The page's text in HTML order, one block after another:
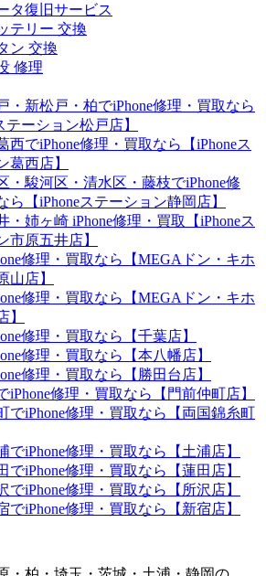
タ復旧サービス
テリー 交換
ン 交換
修理
・新松戸・柏でiPhone修理・買取なら
テーション松戸店】
西でiPhone修理・買取なら【iPhoneス
葛西店】
・駿河区・清水区・藤枝でiPhone修
ら【iPhoneステーション静岡店】
・姉ヶ崎 iPhone修理・買取【iPhoneス
市原五井店】
修理・買取なら【MEGAドン・キホ
山店】
修理・買取なら【MEGAドン・キホ
】
修理・買取なら【千葉店】
修理・買取なら【本八幡店】
修理・買取なら【勝田台店】
iPhone修理・買取なら【門前仲町店】
でiPhone修理・買取なら【両国錦糸町
でiPhone修理・買取なら【土浦店】
でiPhone修理・買取なら【蓮田店】
でiPhone修理・買取なら【所沢店】
でiPhone修理・買取なら【新宿店】